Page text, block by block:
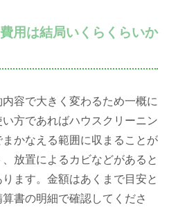
用は結局いくらくらいか
容で大きく変わるため一概に
方であればハウスクリーニン
かなえる範囲に収まることが
放置によるカビなどがあると
ます。金額はあくまで目安と
書の明細で確認してくださ